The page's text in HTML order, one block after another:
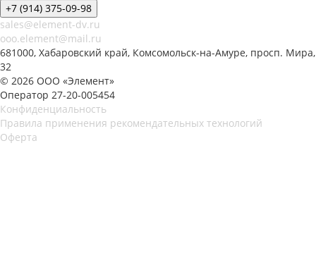
+7 (914) 375-09-98
sales@element-dv.ru
ooo.element@mail.ru
681000, Хабаровский край, Комсомольск-на-Амуре, просп. Мира,
32
© 2026 ООО «Элемент»
Оператор 27-20-005454
Конфиденциальность
Правила применения рекомендательных технологий
Оферта